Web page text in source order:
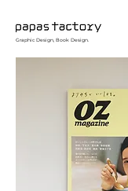
Graphic Design, Book Design.